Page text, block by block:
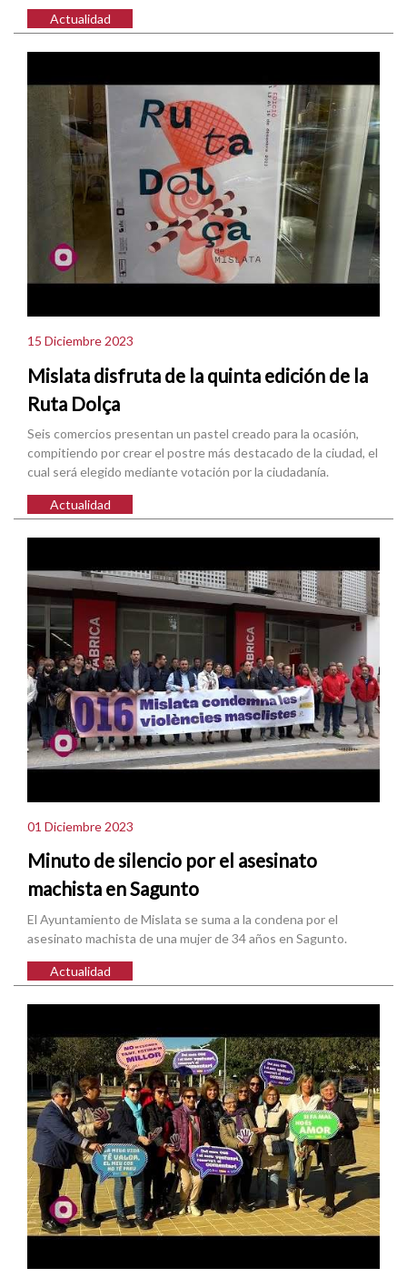
Actualidad
15 Diciembre 2023
Mislata disfruta de la quinta edición de la
Ruta Dolça
Seis comercios presentan un pastel creado para la ocasión,
compitiendo por crear el postre más destacado de la ciudad, el
cual será elegido mediante votación por la ciudadanía.
Actualidad
01 Diciembre 2023
Minuto de silencio por el asesinato
machista en Sagunto
El Ayuntamiento de Mislata se suma a la condena por el
asesinato machista de una mujer de 34 años en Sagunto.
Actualidad